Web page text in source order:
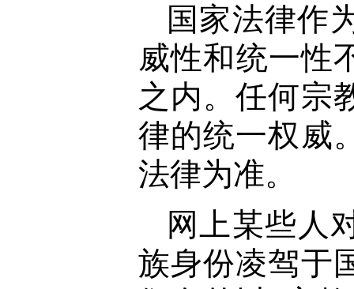
国家法律作
威性和统一性
之内。任何宗
律的统一权威
法律为准。
网上某些人
族身份凌驾于